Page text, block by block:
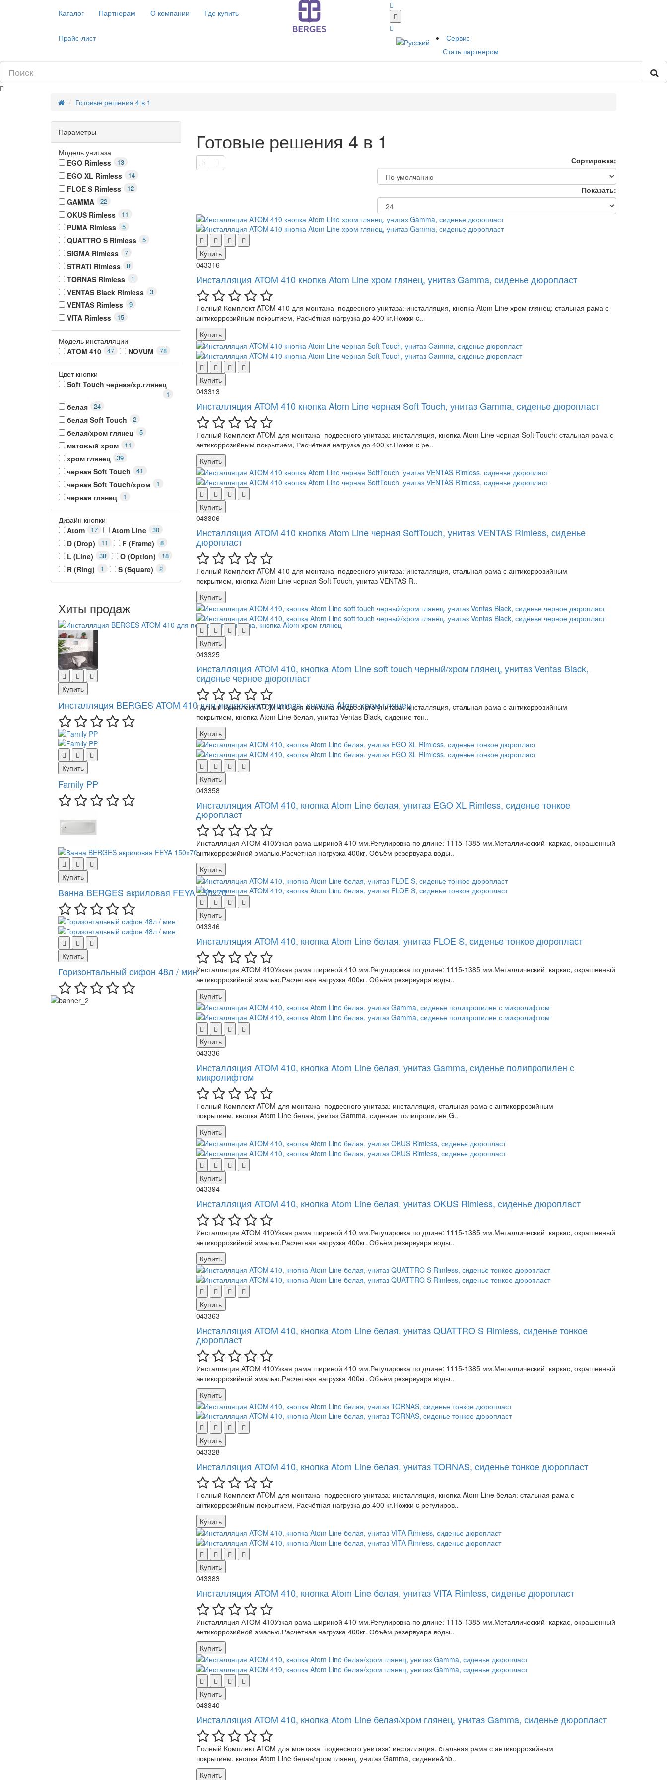
Каталог Партнерам О компании Где купить
Прайс-лист
Сервис
Стать партнером
Готовые решения 4 в 1
Параметры
Модель унитаза
EGO Rimless
13
EGO XL Rimless 14
FLOE S Rimless 12
GAMMA 22
OKUS Rimless 11
PUMA Rimless 5
QUATTRO S Rimless 5
SIGMA Rimless 7
STRATI Rimless 8
TORNAS Rimless 1
VENTAS Black Rimless 3
VENTAS Rimless 9
VITA Rimless 15
Модель инсталляции
ATOM 410
47 NOVUM 78
Цвет кнопки
Soft Touch черная/хр.глянец
1
белая 24
белая Soft Touch 2
белая/хром глянец 5
матовый хром 11
хром глянец 39
черная Soft Touch 41
черная Soft Touch/хром 1
черная глянец 1
Дизайн кнопки
Atom
17 Atom Line 30
D (Drop) 11 F (Frame) 8
L (Line) 38 O (Option) 18
R (Ring) 1 S (Square) 2
Хиты продаж
Купить
Инсталляция BERGES ATOM 410 для подвесного унитаза, кнопка Atom хром глянец
Купить
Family PP
Купить
Ванна BERGES акриловая FEYA 150х70
Купить
Горизонтальный сифон 48л / мин
Готовые решения 4 в 1
Сортировка:
Показать:
Купить
043316
Инсталляция ATOM 410 кнопка Atom Line хром глянец, унитаз Gamma, сиденье дюропласт
Полный Комплект ATOM 410 для монтажа подвесного унитаза: инсталляция, кнопка Atom Line хром глянец: стальная рама с
антикоррозийным покрытием, Расчётная нагрузка до 400 кг.Ножки c..
Купить
Купить
043313
Инсталляция ATOM 410 кнопка Atom Line черная Soft Touch, унитаз Gamma, сиденье дюропласт
Полный Комплект ATOM для монтажа подвесного унитаза: инсталляция, кнопка Atom Line черная Soft Touch: cтальная рама с
антикоррозийным покрытием, Расчётная нагрузка до 400 кг.Ножки c ре..
Купить
Купить
043306
Инсталляция ATOM 410 кнопка Atom Line черная SoftTouch, унитаз VENTAS Rimless, сиденье
дюропласт
Полный Комплект ATOM 410 для монтажа подвесного унитаза: инсталляция, cтальная рама с антикоррозийным
покрытием, кнопка Atom Line черная Soft Touch, унитаз VENTAS R..
Купить
Купить
043325
Инсталляция ATOM 410, кнопка Atom Line soft touch черный/хром глянец, унитаз Ventas Black,
сиденье черное дюропласт
Полный Комплект ATOM 410 для монтажа подвесного унитаза: инсталляция, cтальная рама с антикоррозийным
покрытием, кнопка Atom Line белая, унитаз Ventas Black, сидение тон..
Купить
Купить
043358
Инсталляция ATOM 410, кнопка Atom Line белая, унитаз EGO XL Rimless, сиденье тонкое
дюропласт
Инсталляция АТОМ 410Узкая рама шириной 410 мм.Регулировка по длине: 1115-1385 мм.Металлический каркас, окрашенный
антикоррозийной эмалью.Расчетная нагрузка 400кг. Объём резервуара воды..
Купить
Купить
043346
Инсталляция ATOM 410, кнопка Atom Line белая, унитаз FLOE S, сиденье тонкое дюропласт
Инсталляция АТОМ 410Узкая рама шириной 410 мм.Регулировка по длине: 1115-1385 мм.Металлический каркас, окрашенный
антикоррозийной эмалью.Расчетная нагрузка 400кг. Объём резервуара воды..
Купить
Купить
043336
Инсталляция ATOM 410, кнопка Atom Line белая, унитаз Gamma, сиденье полипропилен с
микролифтом
Полный Комплект ATOM для монтажа подвесного унитаза: инсталляция, cтальная рама с антикоррозийным
покрытием, кнопка Atom Line белая, унитаз Gamma, сидение полипропилен G..
Купить
Купить
043394
Инсталляция ATOM 410, кнопка Atom Line белая, унитаз OKUS Rimless, сиденье дюропласт
Инсталляция АТОМ 410Узкая рама шириной 410 мм.Регулировка по длине: 1115-1385 мм.Металлический каркас, окрашенный
антикоррозийной эмалью.Расчетная нагрузка 400кг. Объём резервуара воды..
Купить
Купить
043363
Инсталляция ATOM 410, кнопка Atom Line белая, унитаз QUATTRO S Rimless, сиденье тонкое
дюропласт
Инсталляция АТОМ 410Узкая рама шириной 410 мм.Регулировка по длине: 1115-1385 мм.Металлический каркас, окрашенный
антикоррозийной эмалью.Расчетная нагрузка 400кг. Объём резервуара воды..
Купить
Купить
043328
Инсталляция ATOM 410, кнопка Atom Line белая, унитаз TORNAS, сиденье тонкое дюропласт
Полный Комплект ATOM для монтажа подвесного унитаза: инсталляция, кнопка Atom Line белая: cтальная рама с
антикоррозийным покрытием, Расчётная нагрузка до 400 кг.Ножки c регулиров..
Купить
Купить
043383
Инсталляция ATOM 410, кнопка Atom Line белая, унитаз VITA Rimless, сиденье дюропласт
Инсталляция АТОМ 410Узкая рама шириной 410 мм.Регулировка по длине: 1115-1385 мм.Металлический каркас, окрашенный
антикоррозийной эмалью.Расчетная нагрузка 400кг. Объём резервуара воды..
Купить
Купить
043340
Инсталляция ATOM 410, кнопка Atom Line белая/хром глянец, унитаз Gamma, сиденье дюропласт
Полный Комплект ATOM для монтажа подвесного унитаза: инсталляция, cтальная рама с антикоррозийным
покрытием, кнопка Atom Line белая/хром глянец, унитаз Gamma, сидение&nb..
Купить